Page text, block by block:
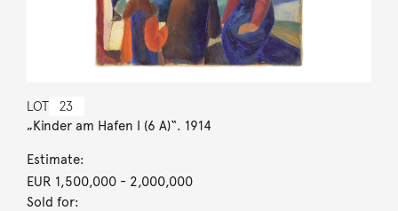
LOT 23
„Kinder am Hafen I (6 A)“. 1914
Estimate:
EUR 1,500,000- 2,000,000
Sold for: